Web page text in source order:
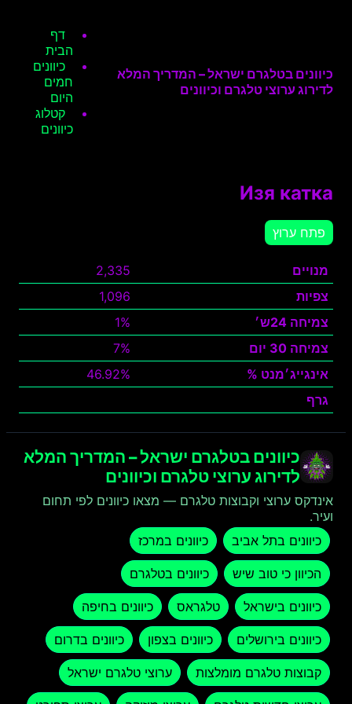
כיוונים בטלגרם ישראל – המדריך המלא
לדירוג ערוצי טלגרם וכיוונים
דף
הבית
כיוונים
חמים
היום
קטלוג
כיוונים
Изя катка
פתח ערוץ
מנויים
2,335
צפיות
1,096
צמיחה 24ש׳
1%
צמיחה 30 יום
7%
אינגייג׳מנט %
46.92%
גרף
כיוונים בטלגרם ישראל – המדריך המלא
לדירוג ערוצי טלגרם וכיוונים
אינדקס ערוצי וקבוצות טלגרם — מצאו כיוונים לפי תחום
ועיר.
כיוונים בתל אביב
כיוונים במרכז
הכיוון כי טוב שיש כיוונים בטלגרם
כיוונים בישראל טלגראס כיוונים בחיפה
כיוונים בירושלים כיוונים בצפון כיוונים בדרום
קבוצות טלגרם מומלצות ערוצי טלגרם ישראל